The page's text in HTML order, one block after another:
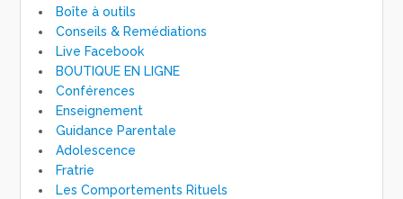
Boîte à outils
Conseils & Remédiations
Live Facebook
BOUTIQUE EN LIGNE
Conférences
Enseignement
Guidance Parentale
Adolescence
Fratrie
Les Comportements Rituels